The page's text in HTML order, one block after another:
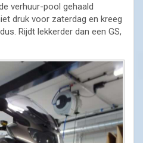
verhuur-pool gehaald
druk voor zaterdag en kreeg
Rijdt lekkerder dan een GS,